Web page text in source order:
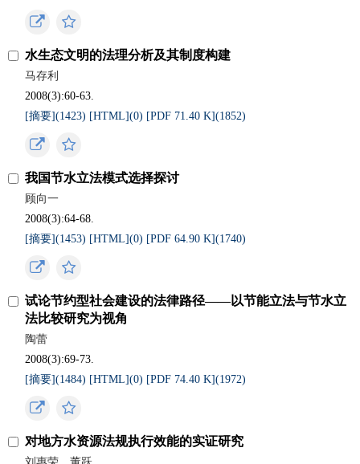
水生态文明的法理分析及其制度构建
马存利
2008(3):60-63.
[摘要](1423) [HTML](0) [PDF 71.40 K](1852)
我国节水立法模式选择探讨
顾向一
2008(3):64-68.
[摘要](1453) [HTML](0) [PDF 64.90 K](1740)
试论节约型社会建设的法律路径——以节能立法与节水立
法比较研究为视角
陶蕾
2008(3):69-73.
[摘要](1484) [HTML](0) [PDF 74.40 K](1972)
对地方水资源法规执行效能的实证研究